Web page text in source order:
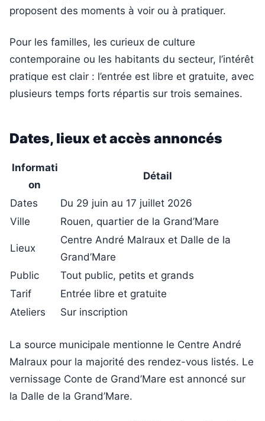
proposent des moments à voir ou à pratiquer.
Pour les familles, les curieux de culture
contemporaine ou les habitants du secteur, l’intérêt
pratique est clair : l’entrée est libre et gratuite, avec
plusieurs temps forts répartis sur trois semaines.
Dates, lieux et accès annoncés
Informati
on
Détail
Dates
Du 29 juin au 17 juillet 2026
Ville
Rouen, quartier de la Grand’Mare
Lieux
Centre André Malraux et Dalle de la
Grand’Mare
Public
Tout public, petits et grands
Tarif
Entrée libre et gratuite
Ateliers
Sur inscription
La source municipale mentionne le Centre André
Malraux pour la majorité des rendez-vous listés. Le
vernissage Conte de Grand’Mare est annoncé sur
la Dalle de la Grand’Mare.